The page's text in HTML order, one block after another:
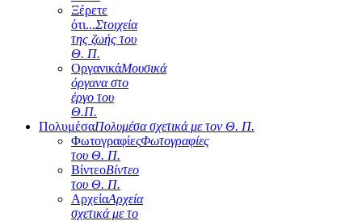
Ξέρετε
ότι...Στοιχεία
της ζωής του
Θ. Π.
ΟργανικάΜουσικά
όργανα στο
έργο του
Θ.Π.
ΠολυμέσαΠολυμέσα σχετικά με τον Θ. Π.
ΦωτογραφίεςΦωτογραφίες
του Θ. Π.
ΒίντεοΒίντεο
του Θ. Π.
ΑρχείαΑρχεία
σχετικά με το